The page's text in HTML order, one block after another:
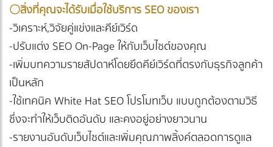
〇สิ่งที่คุณจะได้รับเมื่อใช้บริการ SEO ของเรา
-วิเคราะห์,วิจัยคู่แข่งและคีย์เวิร์ด
-ปรับแต่ง SEO On-Page ให้กับเว็บไซต์ของคุณ
-เพิ่มบทความรายสัปดาห์โดยยึดคีย์เวิร์ดที่ตรงกับธุรกิจลูกค้า
เป็นหลัก
-ใช้เทคนิค White Hat SEO โปรโมทเว็บ แบบถูกต้องตามวิธี
ซึ่งจะทำให้เว็บติดอันดับ และคงอยู่อย่างยาวนาน
-รายงานอันดับเว็บไซต์และเพิ่มคุณภาพลิ้งค์ตลอดการดูแล